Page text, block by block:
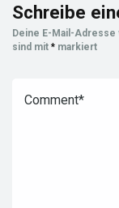
Schreibe
Deine E-Mail-
sind mit * markiert